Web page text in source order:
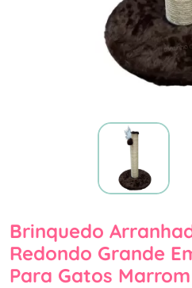
Brinquedo
Redondo Grande
Para Gatos